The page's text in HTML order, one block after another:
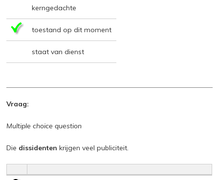
kerngedachte
toestand op dit moment
staat van dienst
Vraag:
Multiple choice question
Die dissidenten krijgen veel publiciteit.